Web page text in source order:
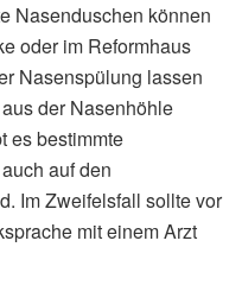
Nasenduschen können
oder im Reformhaus
Nasenspülung lassen
der Nasenhöhle
es bestimmte
auf den
Im Zweifelsfall sollte vor
mit einem Arzt